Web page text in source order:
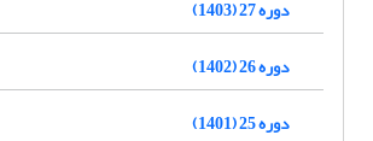
دوره 27 (1403)
دوره 26 (1402)
دوره 25 (1401)